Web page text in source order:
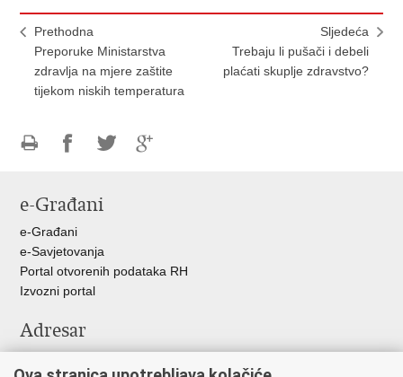
Prethodna
Preporuke Ministarstva
zdravlja na mjere zaštite
tijekom niskih temperatura
Sljedeća
Trebaju li pušači i debeli
plaćati skuplje zdravstvo?
FacebookuTwitteru
e-Građani
e-Građani
e-Savjetovanja
Portal otvorenih podataka RH
Izvozni portal
Adresar